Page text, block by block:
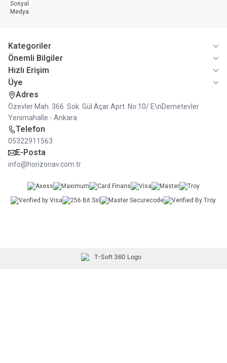
Kategoriler
Önemli Bilgiler
Hızlı Erişim
Üye
Adres
Özevler Mah. 366. Sok. Gül Açar Aprt. No:10/ E\nDemetevler
Yenimahalle - Ankara
Telefon
05322911563
E-Posta
info@horizonav.com.tr